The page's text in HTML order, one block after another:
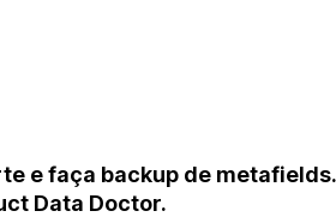
e faça backup de
Data Doctor.